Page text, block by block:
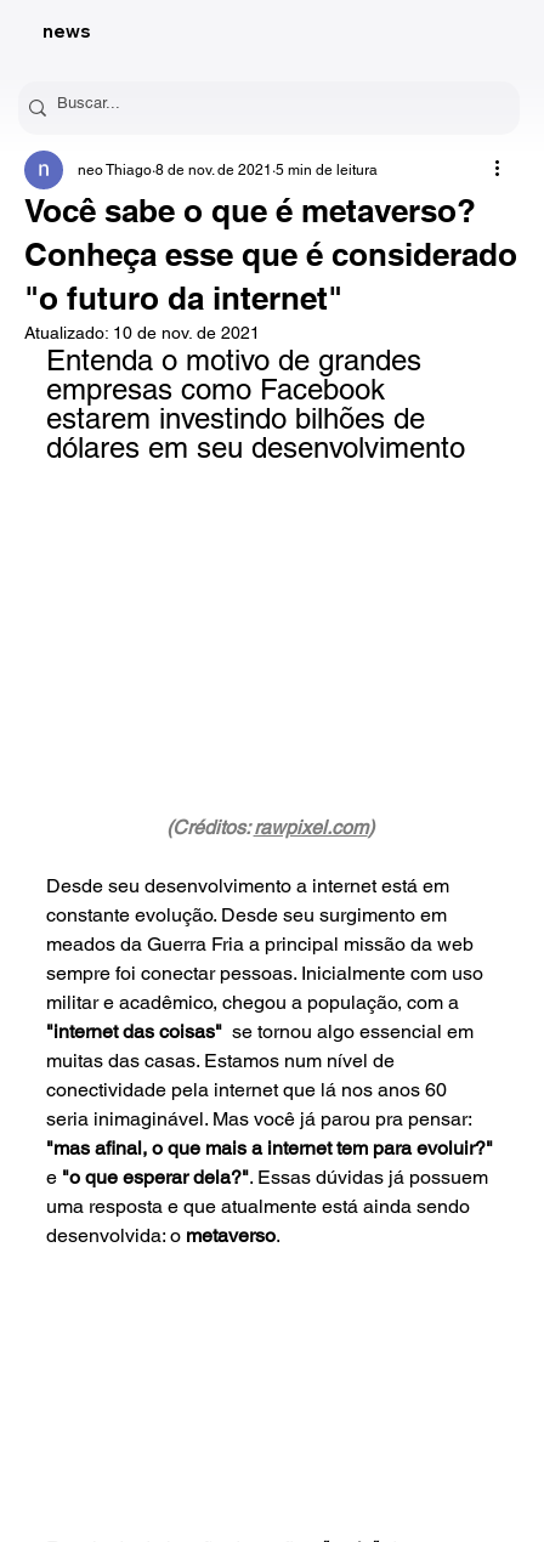
news
Você sabe o que é metaverso?
Conheça esse que é considerado
"o futuro da internet"
neo Thiago 8 de nov. de 2021 5 min de leitura
Atualizado: 10 de nov. de 2021
Entenda o motivo de grandes
empresas como Facebook
estarem investindo bilhões de
dólares em seu desenvolvimento
(Créditos: rawpixel.com)
Desde seu desenvolvimento a internet está em
constante evolução. Desde seu surgimento em
meados da Guerra Fria a principal missão da web
sempre foi conectar pessoas. Inicialmente com uso
militar e acadêmico, chegou a população, com a
"internet das coisas"
  se tornou algo essencial em
muitas das casas. Estamos num nível de
conectividade pela internet que lá nos anos 60
seria inimaginável. Mas você já parou pra pensar:
"mas afinal, o que mais a internet tem para evoluir?"
e "o que esperar dela?". Essas dúvidas já possuem
uma resposta e que atualmente está ainda sendo
desenvolvida: o metaverso.